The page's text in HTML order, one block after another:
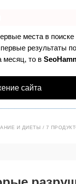
места в
результаты
месяц, то в
сайта
И ДИЕТЫ / 7